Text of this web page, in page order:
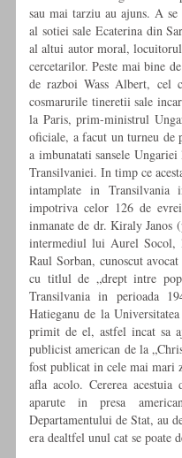
sau mai tarziu au ajuns. A
al sotiei sale Ecaterina din
al altui autor moral,
cercetarilor. Peste mai bine
de razboi Wass Albert, cel
cosmarurile tineretii sale
la Paris, prim-ministrul
oficiale, a facut un turneu de
a imbunatati sansele
Transilvaniei. In timp ce
intamplate in Transilvania
impotriva celor 126 de
inmanate de dr. Kiraly
intermediul lui Aurel Socol,
Raul Sorban, cunoscut
cu titlul de „drept intre
Transilvania in perioada
Hatieganu de la
primit de el, astfel incat sa
publicist american de la
fost publicat in cele mai
afla acolo. Cererea
aparute in presa
Departamentului de Stat, au
era dealtfel unul cat se poate